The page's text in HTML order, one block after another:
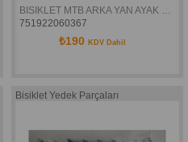
SİMLİ KIRMIZI ÖN MAŞA
751922060367
₺190 KDV Dahil
Bisiklet Yedek Parçaları